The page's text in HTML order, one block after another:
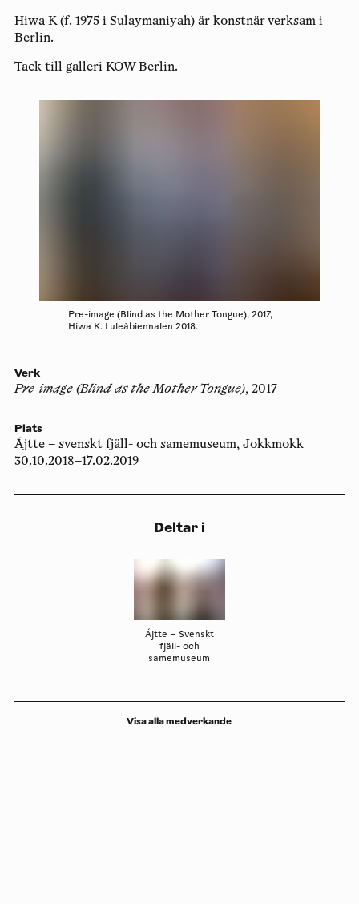
Hiwa K(f. 1975 i Sulaymaniyah) är konstnär verksam i
Berlin.
Tack till galleri KOW Berlin.
Pre-image (Blind as the Mother Tongue), 2017,
Hiwa K. Luleåbiennalen 2018.
Verk
Pre-image (Blind as the Mother Tongue), 2017
Plats
Ájtte – svenskt fjäll- och samemuseum, Jokkmokk
30.10.2018–17.02.2019
Deltar i
Ájtte – Svenskt
fjäll- och
samemuseum
Visa alla medverkande